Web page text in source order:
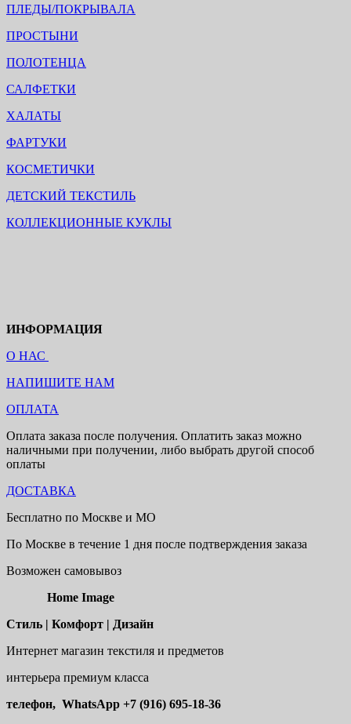
ПЛЕДЫ/ПОКРЫВАЛА
ПРОСТЫНИ
ПОЛОТЕНЦА
САЛФЕТКИ
ХАЛАТЫ
ФАРТУКИ
КОСМЕТИЧКИ
ДЕТСКИЙ ТЕКСТИЛЬ
КОЛЛЕКЦИОННЫЕ КУКЛЫ
ИНФОРМАЦИЯ
О НАС
НАПИШИТЕ НАМ
ОПЛАТА
Оплата заказа после получения. Оплатить заказ можно
наличными при получении, либо выбрать другой способ
оплаты
ДОСТАВКА
Бесплатно по Москве и МО
По Москве в течение 1 дня после подтверждения заказа
Возможен самовывоз
Home Image
Стиль | Комфорт | Дизайн
Интернет магазин текстиля и предметов
интерьера премиум класса
телефон, WhatsApp +7 (916) 695-18-36